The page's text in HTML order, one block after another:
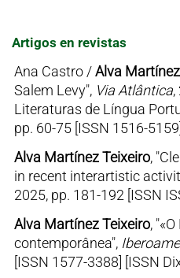
Artigos en revistas
Ana Castro /Alva
Salem Levy", Via Atlântica,
Literaturas de Língua
pp. 60-75 [ISSN 1516-
Alva Martínez Teixeiro,
in recent interartistic
2025, pp. 181-192 [ISSN
Alva Martínez Teixeiro,
contemporânea",
[ISSN 1577-3388] [ISSN